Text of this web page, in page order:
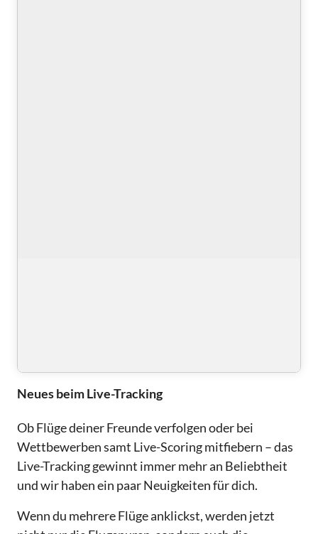
Neues beim Live-Tracking
Ob Flüge deiner Freunde verfolgen oder bei
Wettbewerben samt Live-Scoring mitfiebern – das
Live-Tracking gewinnt immer mehr an Beliebtheit
und wir haben ein paar Neuigkeiten für dich.
Wenn du mehrere Flüge anklickst, werden jetzt